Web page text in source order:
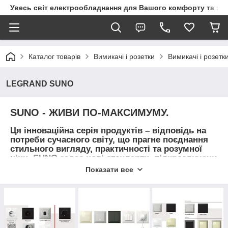
Увесь світ електрообладнання для Вашого комфорту та
Каталог товарів Вимикачі і розетки Вимикачі і
LEGRAND SUNO
SUNO - ЖИВИ ПО-МАКСИМУМУ.
Ця інноваційна серія продуктів – відповідь на
потреби сучасного світу, що прагне поєднання
стильного вигляду, практичності та розумної
ціни. SUNO задає нові стандарти, підкреслюючи
лідерство Legrand у своїй галузі.
Естетика нового рівня: лаконічні прямі лінії,
глянсові, текстуровані та матові поверхні,
Показати все